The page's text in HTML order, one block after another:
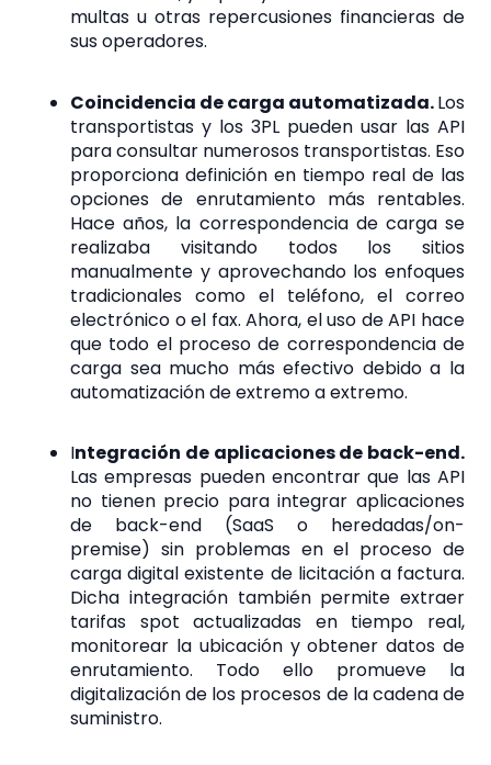
multas u otras repercusiones financieras de
sus operadores.
Coincidencia de carga automatizada.Los
transportistas y los 3PL pueden usar las API
para consultar numerosos transportistas. Eso
proporciona definición en tiempo real de las
opciones de enrutamiento más rentables.
Hace años, la correspondencia de carga se
realizaba visitando todos los sitios
manualmente y aprovechando los enfoques
tradicionales como el teléfono, el correo
electrónico o el fax. Ahora, el uso de API hace
que todo el proceso de correspondencia de
carga sea mucho más efectivo debido a la
automatización de extremo a extremo.
Integración de aplicaciones de back-end.
Las empresas pueden encontrar que las API
no tienen precio para integrar aplicaciones
de back-end (SaaS o heredadas/on-
premise) sin problemas en el proceso de
carga digital existente de licitación a factura.
Dicha integración también permite extraer
tarifas spot actualizadas en tiempo real,
monitorear la ubicación y obtener datos de
enrutamiento. Todo ello promueve la
digitalización de los procesos de la cadena de
suministro.